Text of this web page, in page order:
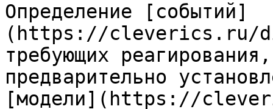
Определение [событий]
(https://cleverics.ru/
требующих
предварительно
[модели](https://